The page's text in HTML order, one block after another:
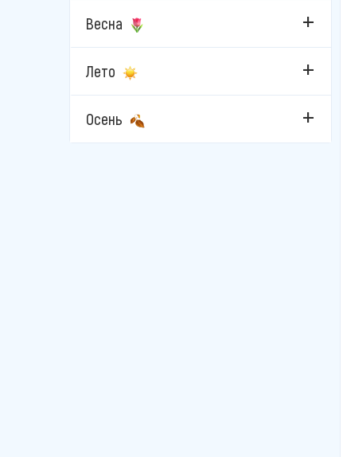
Весна
Лето
Осень